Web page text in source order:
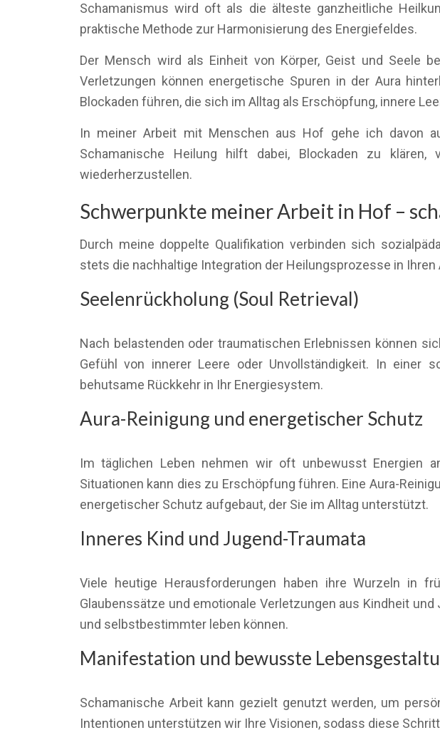
Schamanismus wird oft als die älteste ganzheitliche
praktische Methode zur Harmonisierung des Energiefeldes.
Der Mensch wird als Einheit von Körper, Geist und Seele
Verletzungen können energetische Spuren in der Aura
Blockaden führen, die sich im Alltag als Erschöpfung, innere
In meiner Arbeit mit Menschen aus Hof gehe ich davon
Schamanische Heilung hilft dabei, Blockaden zu klären,
wiederherzustellen.
Schwerpunkte meiner Arbeit in Hof –
Durch meine doppelte Qualifikation verbinden sich
stets die nachhaltige Integration der Heilungsprozesse in Ihren
Seelenrückholung (Soul Retrieval)
Nach belastenden oder traumatischen Erlebnissen können
Gefühl von innerer Leere oder Unvollständigkeit. In einer
behutsame Rückkehr in Ihr Energiesystem.
Aura-Reinigung und energetischer Schutz
Im täglichen Leben nehmen wir oft unbewusst Energien
Situationen kann dies zu Erschöpfung führen. Eine Aura-
energetischer Schutz aufgebaut, der Sie im Alltag unterstützt.
Inneres Kind und Jugend-Traumata
Viele heutige Herausforderungen haben ihre Wurzeln in
Glaubenssätze und emotionale Verletzungen aus Kindheit
und selbstbestimmter leben können.
Manifestation und bewusste
Schamanische Arbeit kann gezielt genutzt werden, um
Intentionen unterstützen wir Ihre Visionen, sodass diese